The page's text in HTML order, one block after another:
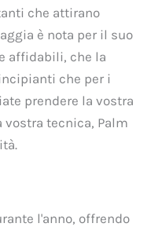
che attirano
è nota per il suo
affidabili, che la
che per i
prendere la vostra
vostra tecnica, Palm
l'anno, offrendo